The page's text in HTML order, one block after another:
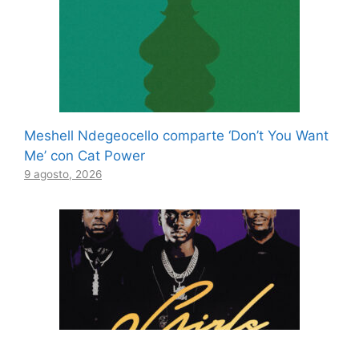
Meshell Ndegeocello comparte ‘Don’t You Want
Me’ con Cat Power
9 agosto, 2026